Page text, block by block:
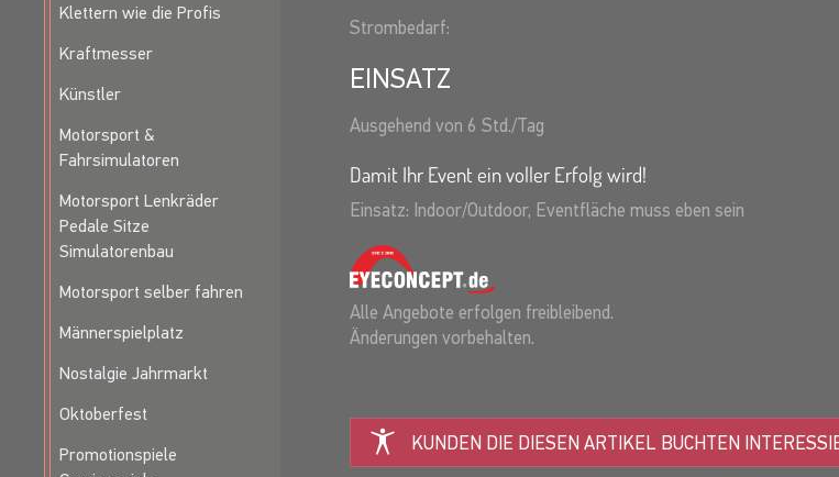
Klettern wie die Profis
Kraftmesser
Künstler
Motorsport &
Fahrsimulatoren
Motorsport Lenkräder
Pedale Sitze
Simulatorenbau
Motorsport selber fahren
Männerspielplatz
Nostalgie Jahrmarkt
Oktoberfest
Promotionspiele
Strombedarf:
EINSATZ
Ausgehend von 6 Std./Tag
Damit Ihr Event ein voller Erfolg wird!
Einsatz: Indoor/Outdoor, Eventfläche muss eben sein
Alle Angebote erfolgen freibleibend.
Änderungen vorbehalten.
KUNDEN DIE DIESEN ARTIKEL BUCHTEN